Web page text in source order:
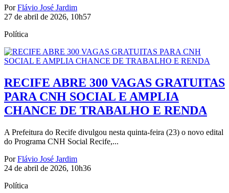
PorFlávio José Jardim
27 de abril de 2026, 10h57
Política
RECIFE ABRE 300 VAGAS GRATUITAS
PARA CNH SOCIAL E AMPLIA
CHANCE DE TRABALHO E RENDA
A Prefeitura do Recife divulgou nesta quinta-feira (23) o novo edital
do Programa CNH Social Recife,...
PorFlávio José Jardim
24 de abril de 2026, 10h36
Política